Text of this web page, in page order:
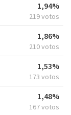
1,94%
219 votos
1,86%
210 votos
1,53%
173 votos
1,48%
167 votos